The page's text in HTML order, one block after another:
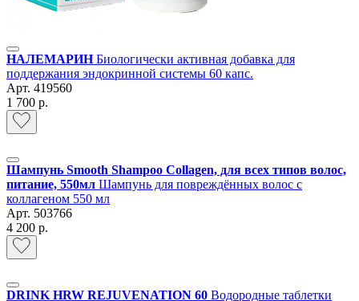
НАЛЕМАРИНБиологически активная добавка для
поддержания эндокринной системы 60 капс.
Арт. 419560
1 700 р.
Шампунь Smooth Shampoo Collagen, для всех типов волос,
питание, 550мл Шампунь для повреждённых волос с
коллагеном 550 мл
Арт. 503766
4 200 р.
DRINK HRW REJUVENATION 60 Водородные таблетки